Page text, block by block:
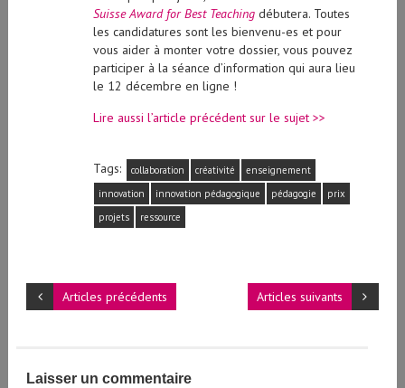
Suisse Award for Best Teachingdébutera. Toutes
les candidatures sont les bienvenu-es et pour
vous aider à monter votre dossier, vous pouvez
participer à la séance d’information qui aura lieu
le 12 décembre en ligne !
Lire aussi l’article précédent sur le sujet >>
Tags: collaboration créativité
enseignement
innovation
innovation pédagogique pédagogie
prix
projets
ressource
Articles suivants
Articles précédents
Laisser un commentaire